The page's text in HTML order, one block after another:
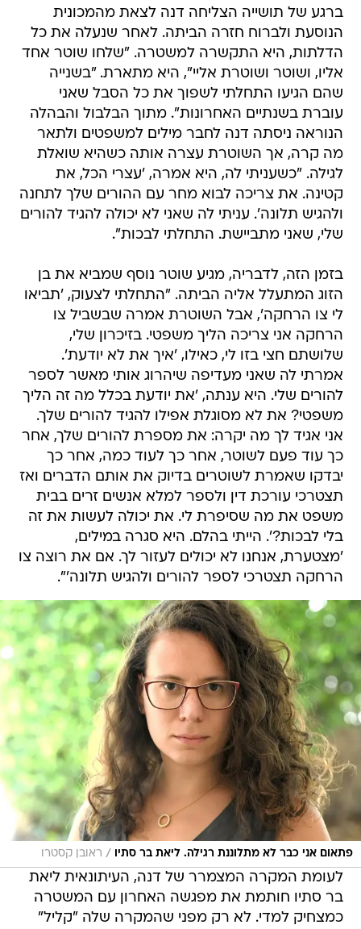
ברגע של תושייה הצליחה דנה לצאת מהמכונית
הנוסעת ולברוח חזרה הביתה. לאחר שנעלה את כל
הדלתות, היא התקשרה למשטרה. "שלחו שוטר אחד
אליו, ושוטר ושוטרת אליי", היא מתארת. "בשנייה
שהם הגיעו התחלתי לשפוך את כל הסבל שאני
עוברת בשנתיים האחרונות". מתוך הבלבול והבהלה
הנוראה ניסתה דנה לחבר מילים למשפטים ולתאר
מה קרה, אך השוטרת עצרה אותה כשהיא שואלת
לגילה. "כשעניתי לה, היא אמרה, 'עצרי הכל, את
קטינה. את צריכה לבוא מחר עם ההורים שלך לתחנה
ולהגיש תלונה'. עניתי לה שאני לא יכולה להגיד להורים
שלי, שאני מתביישת. התחלתי לבכות".
בזמן הזה, לדבריה, מגיע שוטר נוסף שמביא את בן
הזוג המתעלל אליה הביתה. "התחלתי לצעוק, 'תביאו
לי צו הרחקה', אבל השוטרת אמרה שבשביל צו
הרחקה אני צריכה הליך משפטי. בזיכרון שלי,
שלושתם חצי בזו לי, כאילו, 'איך את לא יודעת'.
אמרתי לה שאני מעדיפה שיהרוג אותי מאשר לספר
להורים שלי. היא ענתה, 'את יודעת בכלל מה זה הליך
משפטי? את לא מסוגלת אפילו להגיד להורים שלך.
אני אגיד לך מה יקרה: את מספרת להורים שלך, אחר
כך עוד פעם לשוטר, אחר כך לעוד כמה, אחר כך
יבדקו שאמרת לשוטרים בדיוק את אותם הדברים ואז
תצטרכי עורכת דין ולספר למלא אנשים זרים בבית
משפט את מה שסיפרת לי. את יכולה לעשות את זה
בלי לבכות?'. הייתי בהלם. היא סגרה במילים,
'מצטערת, אנחנו לא יכולים לעזור לך. אם את רוצה צו
הרחקה תצטרכי לספר להורים ולהגיש תלונה'".
פתאום אני כבר לא מתלוננת רגילה. ליאת בר סתיו / ראובן קסטרו
לעומת המקרה המצמרר של דנה, העיתונאית ליאת
בר סתיו חותמת את מפגשה האחרון עם המשטרה
כמצחיק למדי. לא רק מפני שהמקרה שלה "קליל"